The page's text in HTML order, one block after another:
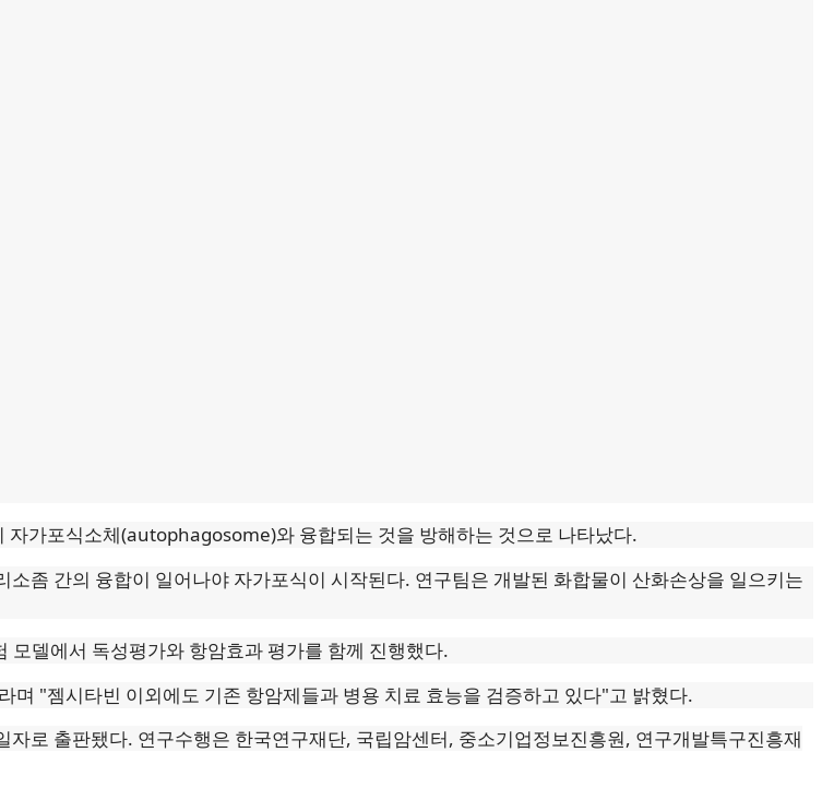
가포식소체(autophagosome)와 융합되는 것을 방해하는 것으로 나타났다.
좀 간의 융합이 일어나야 자가포식이 시작된다. 연구팀은 개발된 화합물이 산화손상을 일으키는
델에서 독성평가와 항암효과 평가를 함께 진행했다.
"젬시타빈 이외에도 기존 항암제들과 병용 치료 효능을 검증하고 있다"고 밝혔다.
로 출판됐다. 연구수행은 한국연구재단, 국립암센터, 중소기업정보진흥원, 연구개발특구진흥재